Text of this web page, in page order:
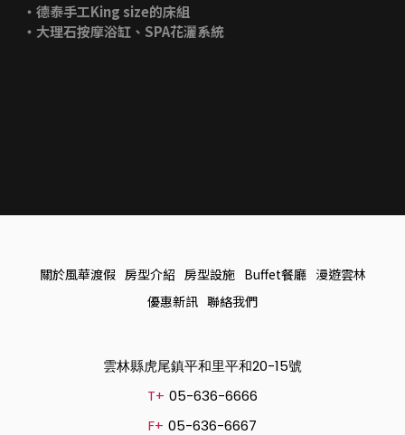
‧德泰手工King size的床組
‧大理石按摩浴缸、SPA花灑系統
關於風華渡假 房型介紹 房型設施 Buffet餐廳 漫遊雲林
優惠新訊 聯絡我們
雲林縣虎尾鎮平和里平和20-15號
T+ 05-636-6666
F+ 05-636-6667